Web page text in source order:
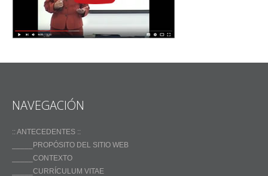
NAVEGACIÓN
:: ANTECEDENTES ::
_____PROPÓSITO DEL SITIO WEB
_____CONTEXTO
_____CURRÍCULUM VITAE